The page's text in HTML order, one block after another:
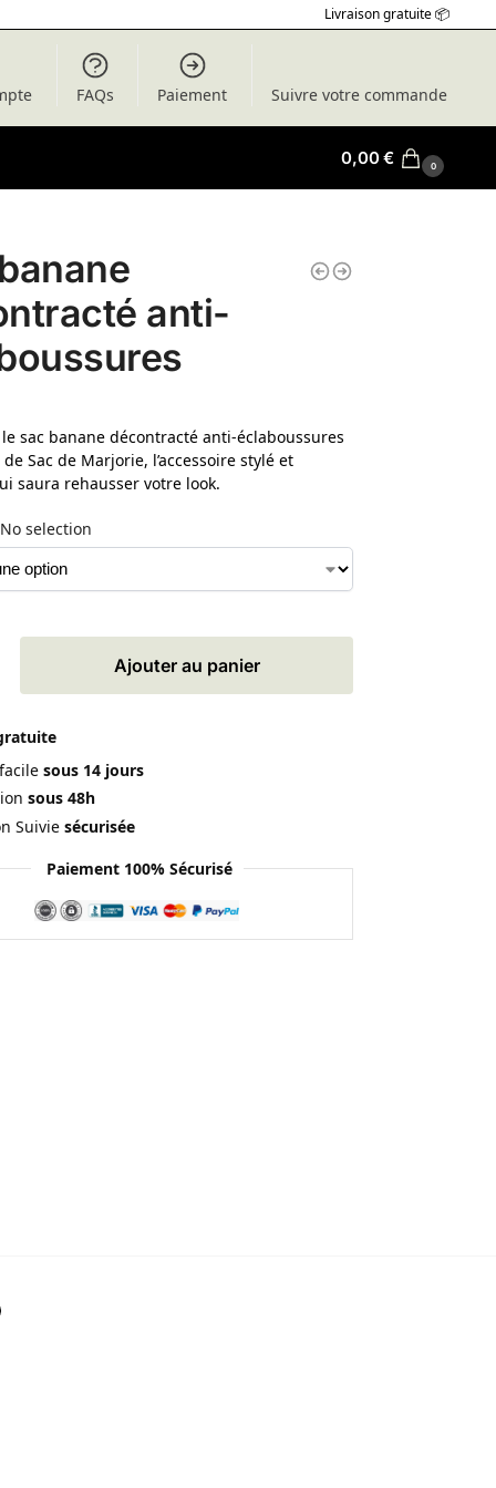
Livraison gratuite 📦
FAQs Paiement Suivre votre commande
0,00€ 0
anti-
sac banane décontracté anti-éclaboussures
Sac de Marjorie, l’accessoire stylé et
saura rehausser votre look.
No selection
Ajouter au panier
sous 14 jours
sous 48h
Suiviesécurisée
Paiement 100% Sécurisé